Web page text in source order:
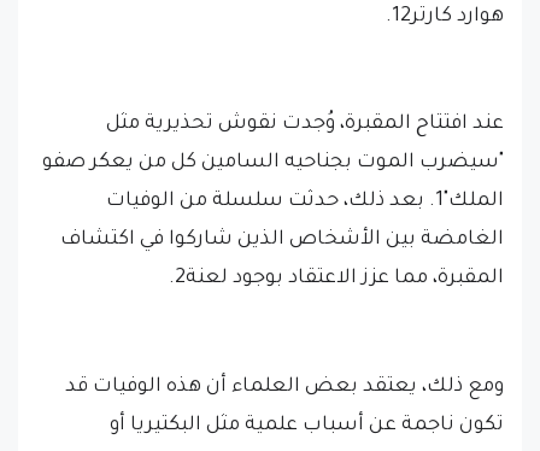
هوارد كارتر12.
عند افتتاح المقبرة، وُجدت نقوش تحذيرية مثل
"سيضرب الموت بجناحيه السامين كل من يعكر صفو
الملك"1. بعد ذلك، حدثت سلسلة من الوفيات
الغامضة بين الأشخاص الذين شاركوا في اكتشاف
المقبرة، مما عزز الاعتقاد بوجود لعنة2.
ومع ذلك، يعتقد بعض العلماء أن هذه الوفيات قد
تكون ناجمة عن أسباب علمية مثل البكتيريا أو